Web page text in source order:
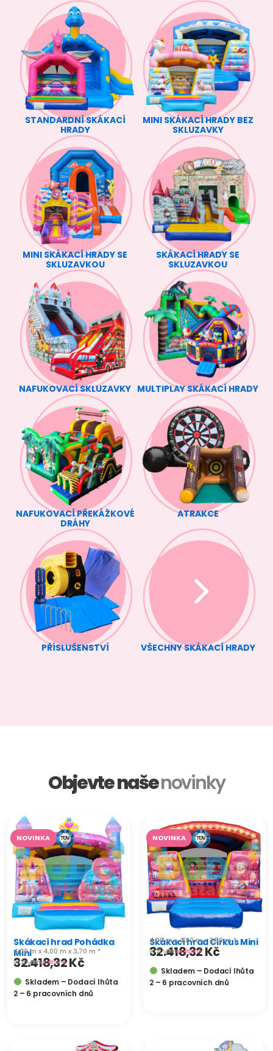
STANDARDNÍ SKÁKACÍ
HRADY
MINI SKÁKACÍ HRADY BEZ
SKLUZAVKY
MINI SKÁKACÍ HRADY SE
SKLUZAVKOU
SKÁKACÍ HRADY SE
SKLUZAVKOU
NAFUKOVACÍ SKLUZAVKY MULTIPLAY SKÁKACÍ HRADY
NAFUKOVACÍ PŘEKÁŽKOVÉ
DRÁHY
ATRAKCE
PŘÍSLUŠENSTVÍ VŠECHNY SKÁKACÍ HRADY
Objevte našenovinky
NOVINKA
Skákací hrad Pohádka
Mini
4,00 m x 4,00 m x 3,70 m *
32.418,32Kč
vč. 21 % DPH
pluspoštovné
Skladem – Dodací lhůta
2 – 6 pracovních dnů
NOVINKA
Skákací hrad Cirkus Mini
4,00 m x 4,00 m x 3,50 m *
32.418,32Kč
vč. 21 % DPH
pluspoštovné
Skladem – Dodací lhůta
2 – 6 pracovních dnů